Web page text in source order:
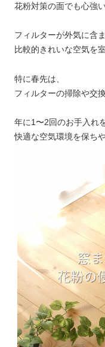
花粉対策の面でも心強
フィルターが外気に含
比較的きれいな空気を
特に春先は、
フィルターの掃除や交
年に1〜2回のお手入れ
快適な空気環境を保ち